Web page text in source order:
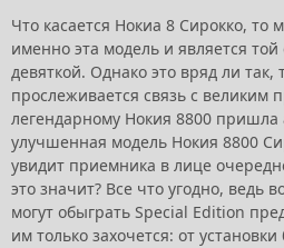
Что касается Нокиа 8 Сирокко, то
именно эта модель и является
девяткой. Однако это вряд ли так,
прослеживается связь с
легендарному Нокия 8800 пришла
улучшенная модель Нокия 8800
увидит приемника в лице
это значит? Все что угодно, ведь
могут обыграть Special Edition
им только захочется: от